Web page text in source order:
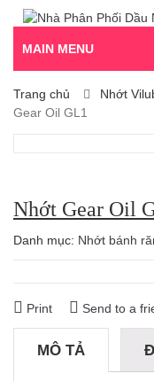
MAIN MENU
Trang chủ Nhớt
Gear Oil GL1
Nhớt Gear Oil
Danh mục: Nhớt bánh
Print Send to a
MÔ TẢ